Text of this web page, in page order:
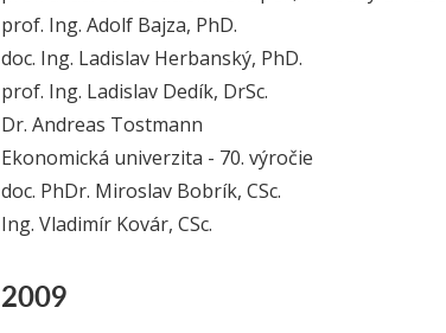
prof. Ing. Adolf Bajza, PhD.
doc. Ing. Ladislav Herbanský, PhD.
prof. Ing. Ladislav Dedík, DrSc.
Dr. Andreas Tostmann
Ekonomická univerzita - 70. výročie
doc. PhDr. Miroslav Bobrík, CSc.
Ing. Vladimír Kovár, CSc.
2009